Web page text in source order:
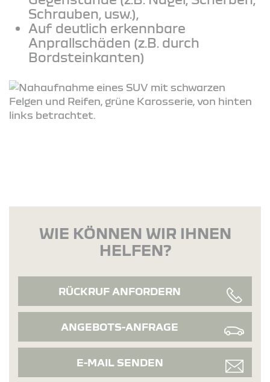
Schrauben, usw.),
Auf deutlich erkennbare
Anprallschäden (z.B. durch
Bordsteinkanten)
WIE KÖNNEN WIR IHNEN
HELFEN?
RÜCKRUF ANFORDERN
ANGEBOTS-ANFRAGE
E-MAIL SENDEN